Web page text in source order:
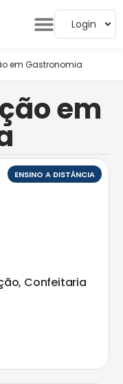
Login
em Gastronomia
em
ENSINO A DISTÂNCIA
Confeitaria